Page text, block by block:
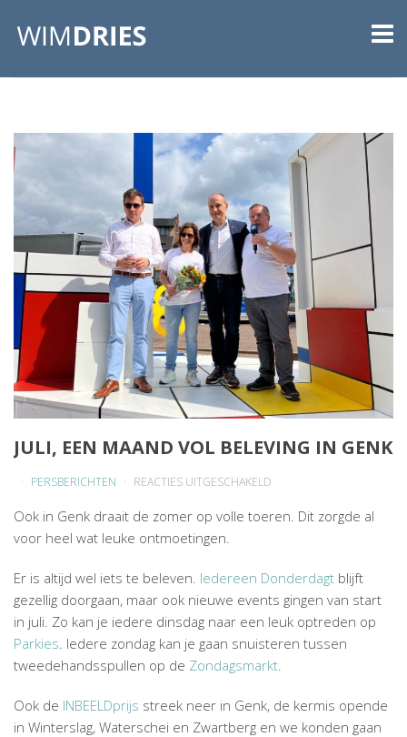
JULI, EEN MAAND VOL BELEVING IN GENK
PERSBERICHTEN REACTIES UITGESCHAKELD
EEN
Ook in Genk draait de zomer op volle toeren. Dit zorgde al
voor heel wat leuke ontmoetingen.
Er is altijd wel iets te beleven. Iedereen Donderdagt blijft
gezellig doorgaan, maar ook nieuwe events gingen van start
in juli. Zo kan je iedere dinsdag naar een leuk optreden op
Parkies . Iedere zondag kan je gaan snuisteren tussen
tweedehandsspullen op de Zondagsmarkt
Ook de INBEELDprijs streek neer in Genk, de kermis opende
in Winterslag, Waterschei en Zwartberg en we konden gaan